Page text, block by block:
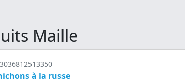
Maille
à la russe